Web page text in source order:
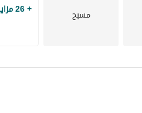
مسبح + 26 مزايا وخدمات